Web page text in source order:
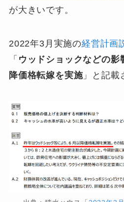
が大きいです。
2022年3月実施の経営計画
「 ウッドショックなどの
降価格転嫁を実施」と記載